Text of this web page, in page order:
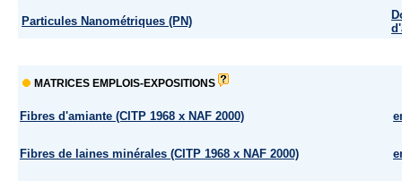
Particules Nanométriques (PN)
MATRICES EMPLOIS-EXPOSITIONS
Fibres d'amiante (CITP 1968 x NAF 2000)
Fibres de laines minérales (CITP 1968 x NAF 2000)